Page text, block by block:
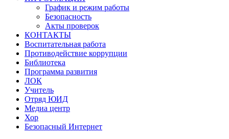
График и режим работы
Безопасность
Акты проверок
КОНТАКТЫ
Воспитательная работа
Противодействие коррупции
Библиотека
Программа развития
ЛОК
Учитель
Отряд ЮИД
Медиа центр
Хор
Безопасный Интернет